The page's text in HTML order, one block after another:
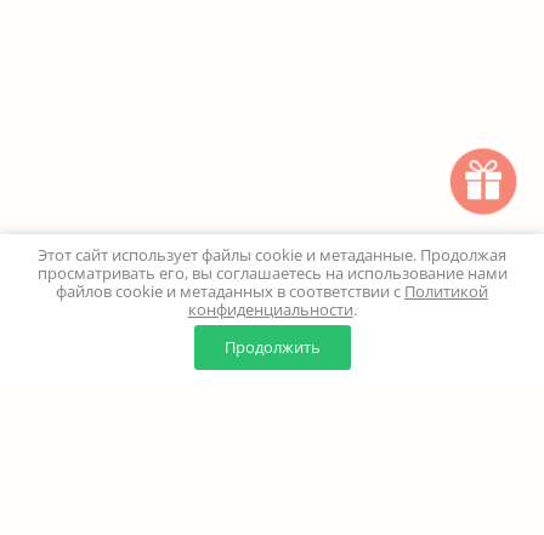
0
Корзина
Этот сайт использует файлы cookie и метаданные. Продолжая
просматривать его, вы соглашаетесь на использование нами
файлов cookie и метаданных в соответствии с Политикой
конфиденциальности.
Продолжить